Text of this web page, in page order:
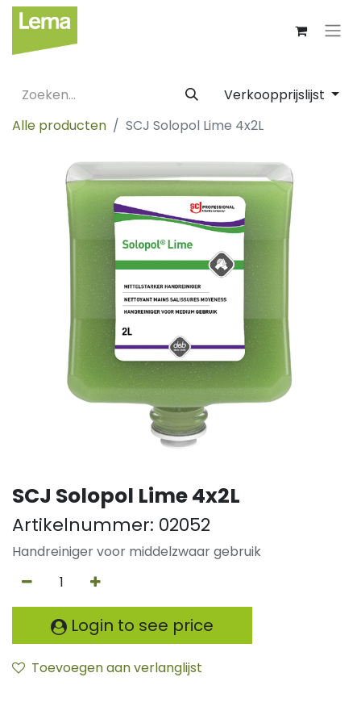
Verkoopprijslijst
Alle producten
SCJ Solopol Lime 4x2L
SCJ Solopol Lime 4x2L
Artikelnummer: 02052
Handreiniger voor middelzwaar gebruik
Login to see price
Toevoegen aan verlanglijst